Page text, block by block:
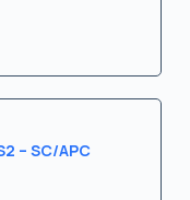
– SC/APC